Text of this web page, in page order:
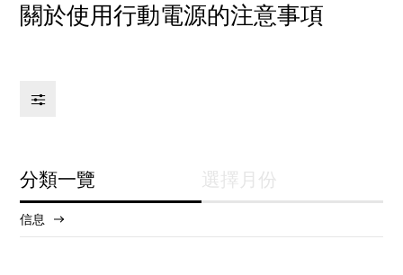
中文（簡体字）
關於使用行動電源的注意事項
分類一覽
信息
選擇月份